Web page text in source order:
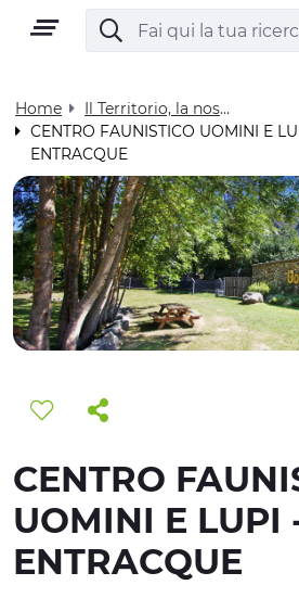
TERRITORIO
CULTURA
NATURA E BENESSERE
ESPERIENZE
EVENTI
Home
Il Territorio, la nostra casa - Visit Cuneese
CENTRO FAUNISTICO UOMINI E
ENTRACQUE
CENTRO
UOMINI E LUPI
ENTRACQUE